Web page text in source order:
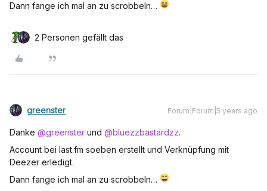
Dann fange ich mal an zu scrobbeln…
2 Personen gefällt das
greenster Forum|Forum|5 years ago
Danke @greenster und @bluezzbastardzz.
Account bei last.fm soeben erstellt und Verknüpfung mit
Deezer erledigt.
Dann fange ich mal an zu scrobbeln…